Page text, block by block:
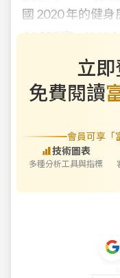
國 2020 年的健
44,305 家，YoY-
立即
免費閱讀
會員可享「
技術圖表
多種分析工具與指標